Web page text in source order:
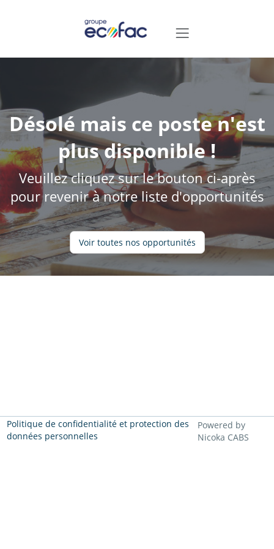
Désolé mais ce poste n'est
plus disponible !
Veuillez cliquez sur le bouton ci-après
pour revenir à notre liste d'opportunités
Voir toutes nos opportunités
Politique de confidentialité et protection des
données personnelles
Powered by
Nicoka CABS